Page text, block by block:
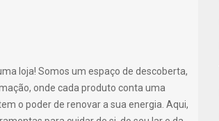
loja! Somos um espaço de descoberta,
onde cada produto conta uma
o poder de renovar a sua energia. Aqui,